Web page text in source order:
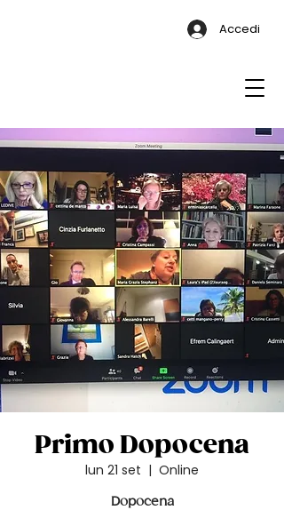
Accedi
Primo Dopocena
lun 21 set
  |
Online
Dopocena